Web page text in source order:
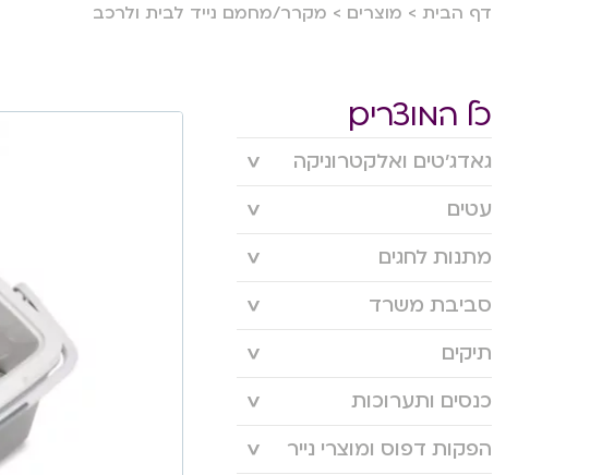
דף הבית > מוצרים > מקרר/מחמם נייד לבית ולרכב
כל המוצרים
גאדג’טים ואלקטרוניקה
עטים
מתנות לחגים
סביבת משרד
תיקים
כנסים ותערוכות
הפקות דפוס ומוצרי נייר